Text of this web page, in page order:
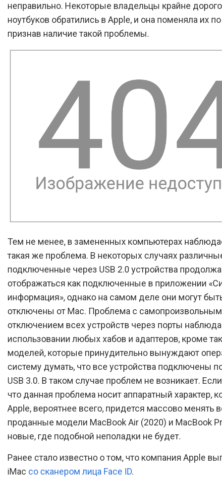
неправильно. Некоторые владельцы крайне
ноутбуков обратились в Apple, и она поменяла их по
признав наличие такой проблемы.
Тем не менее, в замененных компьютерах
такая же проблема. В некоторых случаях
подключенные через USB 2.0 устройства
отображаться как подключенные в приложении
информация», однако на самом деле они могут
отключены от Mac. Проблема с самопроизвольным
отключением всех устройств через порты
использовании любых хабов и адаптеров, кроме
моделей, которые принудительно вынуждают
систему думать, что все устройства подключены
USB 3.0. В таком случае проблем не возникает.
что данная проблема носит аппаратный характер,
Apple, вероятнее всего, придется массово менять
проданные модели MacBook Air (2020) и MacBook
новые, где подобной неполадки не будет.
Ранее стало известно о том, что компания Apple
iMac со сканером лица Face ID.